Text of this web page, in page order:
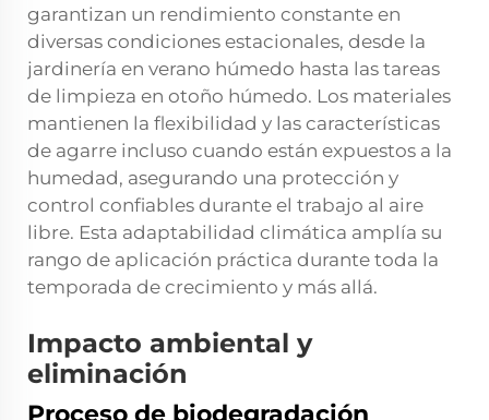
garantizan un rendimiento constante en
diversas condiciones estacionales, desde la
jardinería en verano húmedo hasta las tareas
de limpieza en otoño húmedo. Los materiales
mantienen la flexibilidad y las características
de agarre incluso cuando están expuestos a la
humedad, asegurando una protección y
control confiables durante el trabajo al aire
libre. Esta adaptabilidad climática amplía su
rango de aplicación práctica durante toda la
temporada de crecimiento y más allá.
Impacto ambiental y
eliminación